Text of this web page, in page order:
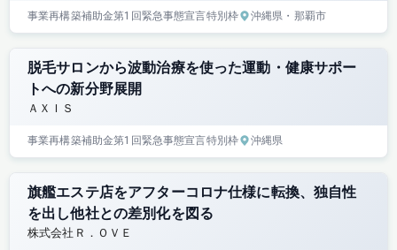
事業再構築補助金第1回緊急事態宣言特別枠 沖縄県 ・那覇市
脱毛サロンから波動治療を使った運動・健康サポー
トへの新分野展開
ＡＸＩＳ
事業再構築補助金第1回緊急事態宣言特別枠 沖縄県
旗艦エステ店をアフターコロナ仕様に転換、独自性
を出し他社との差別化を図る
株式会社Ｒ．ＯＶＥ